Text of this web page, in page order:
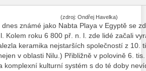
(zdroj: Ondřej Havelka)
známé jako Nabta Playa v Egyptě se
Kolem roku 6 800 př. n. l. zde lidé začali
keramika nejstarších společností z 10.
v oblasti Nilu.) Přibližně v polovině 6.
komplexní kulturní systém s do té doby